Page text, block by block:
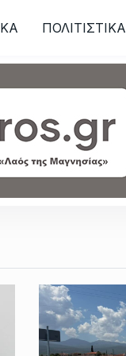
ΠΟΛΙΤΙΣΤΙΚΑ